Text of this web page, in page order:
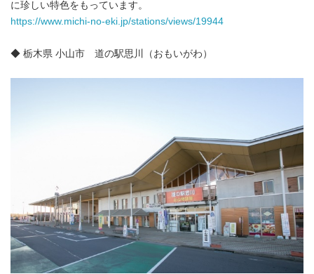
に珍しい特色をもっています。
https://www.michi-no-eki.jp/stations/views/19944
◆ 栃木県 小山市 道の駅思川（おもいがわ）